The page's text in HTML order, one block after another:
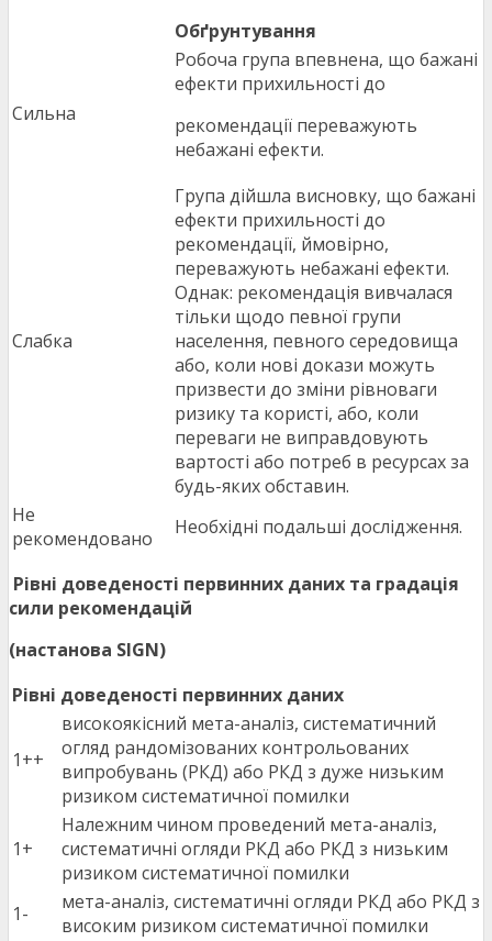
Обґрунтування
Сильна
Робоча група впевнена, що бажані
ефекти прихильності до
рекомендації переважують
небажані ефекти.
Слабка
Група дійшла висновку, що бажані
ефекти прихильності до
рекомендації, ймовірно,
переважують небажані ефекти.
Однак: рекомендація вивчалася
тільки щодо певної групи
населення, певного середовища
або, коли нові докази можуть
призвести до зміни рівноваги
ризику та користі, або, коли
переваги не виправдовують
вартості або потреб в ресурсах за
будь-яких обставин.
Не
рекомендовано
Необхідні подальші дослідження.
Рівні доведеності первинних даних та градація
сили рекомендацій
(настанова SIGN)
Рівні доведеності первинних даних
1++
високоякісний мета-аналіз, систематичний
огляд рандомізованих контрольованих
випробувань (РКД) або РКД з дуже низьким
ризиком систематичної помилки
1+
Належним чином проведений мета-аналіз,
систематичні огляди РКД або РКД з низьким
ризиком систематичної помилки
1-
мета-аналіз, систематичні огляди РКД або РКД з
високим ризиком систематичної помилки